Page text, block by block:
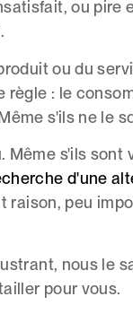
ou pire
ou du
règle : le
s'ils ne le
Même s'ils sont
d'une
raison, peu
nous le
pour vous.